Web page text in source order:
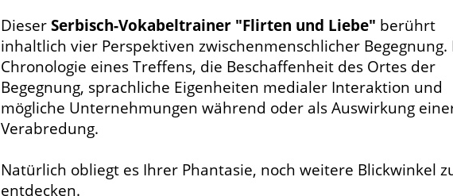
Dieser Serbisch-Vokabeltrainer "Flirten und Liebe" berührt
inhaltlich vier Perspektiven zwischenmenschlicher Begegnung.
Chronologie eines Treffens, die Beschaffenheit des Ortes der
Begegnung, sprachliche Eigenheiten medialer Interaktion und
mögliche Unternehmungen während oder als Auswirkung
Verabredung.
Natürlich obliegt es Ihrer Phantasie, noch weitere Blickwinkel
entdecken.